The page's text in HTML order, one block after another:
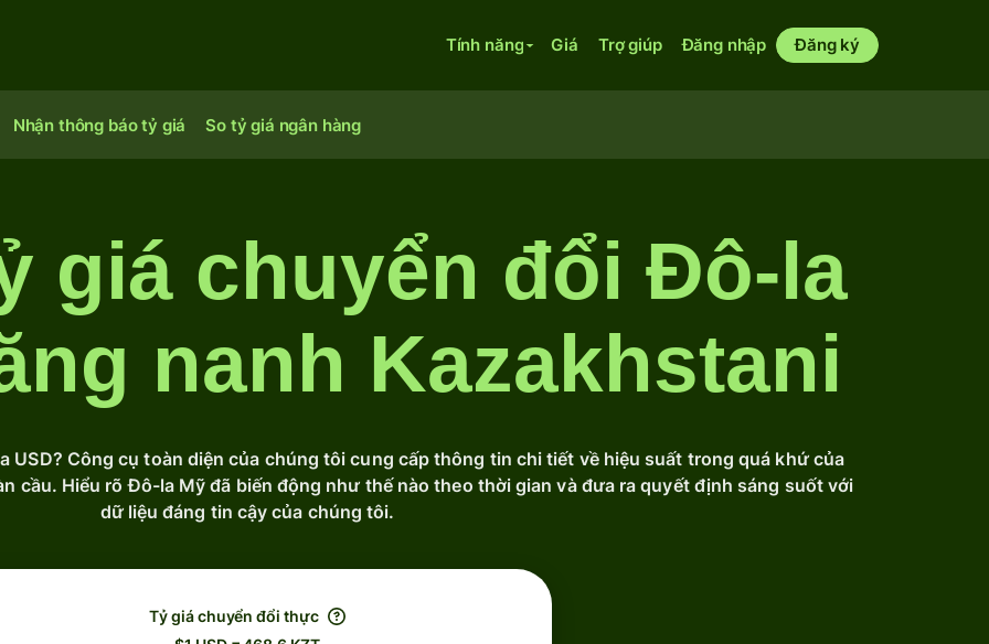
Tính năng Giá Trợ giúp Đăng nhập Đăng ký
Nhận thông báo tỷ giá So tỷ giá ngân hàng
giá chuyển đổi Đô-la
nanh Kazakhstani
USD? Công cụ toàn diện của chúng tôi cung cấp thông tin chi tiết về hiệu suất trong quá khứ của
cầu. Hiểu rõ Đô-la Mỹ đã biến động như thế nào theo thời gian và đưa ra quyết định sáng suốt với
dữ liệu đáng tin cậy của chúng tôi.
Tỷ giá chuyển đổi thực